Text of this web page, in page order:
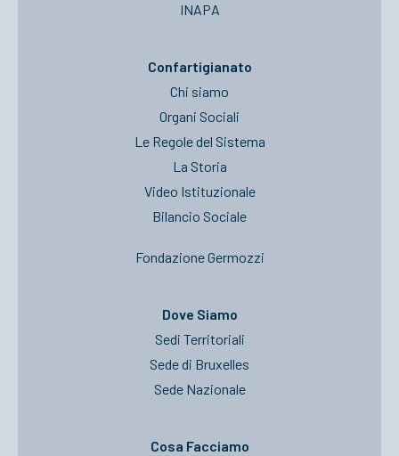
INAPA
Confartigianato
Chi siamo
Organi Sociali
Le Regole del Sistema
La Storia
Video Istituzionale
Bilancio Sociale
Fondazione Germozzi
Dove Siamo
Sedi Territoriali
Sede di Bruxelles
Sede Nazionale
Cosa Facciamo